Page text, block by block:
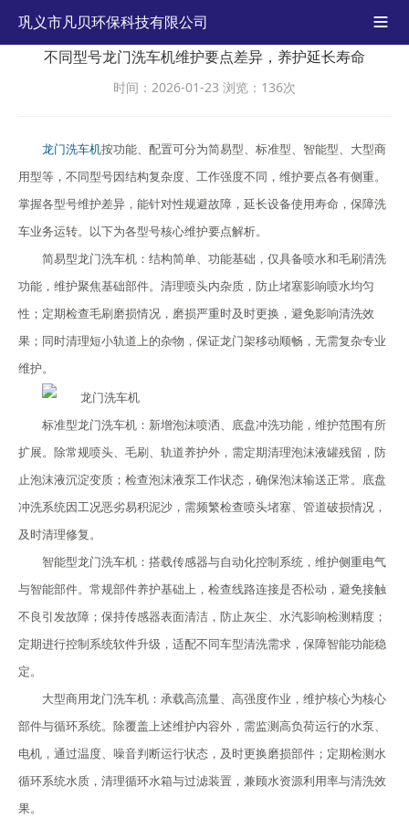
巩义市凡贝环保科技有限公司

不同型号龙门洗车机维护要点差异，养护延长寿命
时间：2026-01-23 浏览：136次
龙门洗车机按功能、配置可分为简易型、标准型、智能型、大型商
用型等，不同型号因结构复杂度、工作强度不同，维护要点各有侧重。
掌握各型号维护差异，能针对性规避故障，延长设备使用寿命，保障洗
车业务运转。以下为各型号核心维护要点解析。
简易型龙门洗车机：结构简单、功能基础，仅具备喷水和毛刷清洗
功能，维护聚焦基础部件。清理喷头内杂质，防止堵塞影响喷水均匀
性；定期检查毛刷磨损情况，磨损严重时及时更换，避免影响清洗效
果；同时清理短小轨道上的杂物，保证龙门架移动顺畅，无需复杂专业
维护。
标准型龙门洗车机：新增泡沫喷洒、底盘冲洗功能，维护范围有所
扩展。除常规喷头、毛刷、轨道养护外，需定期清理泡沫液罐残留，防
止泡沫液沉淀变质；检查泡沫液泵工作状态，确保泡沫输送正常。底盘
冲洗系统因工况恶劣易积泥沙，需频繁检查喷头堵塞、管道破损情况，
及时清理修复。
智能型龙门洗车机：搭载传感器与自动化控制系统，维护侧重电气
与智能部件。常规部件养护基础上，检查线路连接是否松动，避免接触
不良引发故障；保持传感器表面清洁，防止灰尘、水汽影响检测精度；
定期进行控制系统软件升级，适配不同车型清洗需求，保障智能功能稳
定。
大型商用龙门洗车机：承载高流量、高强度作业，维护核心为核心
部件与循环系统。除覆盖上述维护内容外，需监测高负荷运行的水泵、
电机，通过温度、噪音判断运行状态，及时更换磨损部件；定期检测水
循环系统水质，清理循环水箱与过滤装置，兼顾水资源利用率与清洗效
果。